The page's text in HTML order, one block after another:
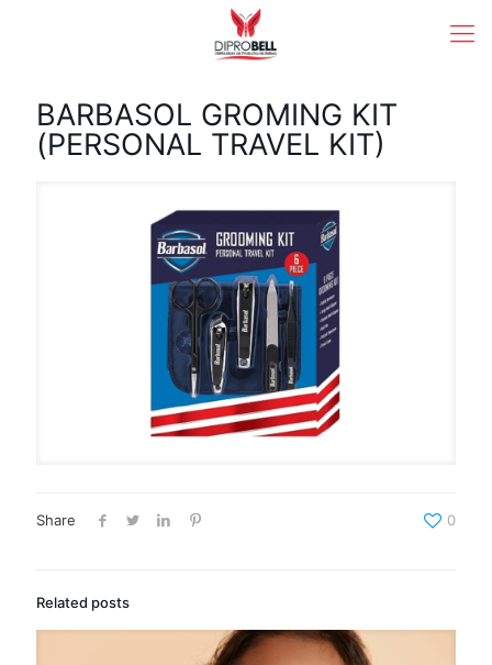
BARBASOL GROMING KIT
(PERSONAL TRAVEL KIT)
Share 0
Related posts